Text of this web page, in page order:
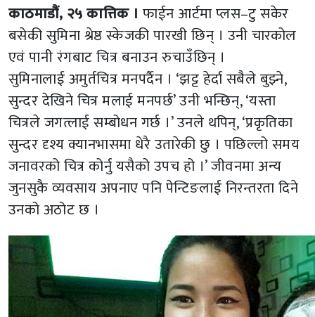
काठमाडौं, २५ कात्तिक । फाईन आर्टमा प्लस–टु सकेर
बसेकी सुमिना श्रेष्ठ स्केजकी पारखी छिन् । उनी चारकोल
एवं पानी रंगबाट चित्र बनाउन रुचाउँछिन् ।
सुमिनालाई अमुर्तचित्र मनपर्दैन । ‘झट्ट हेर्दा सबैले बुझ्ने,
सुन्दर देखिने चित्र मलाई मनपर्छ’ उनी भन्छिन्, ‘यस्ता
चित्रले जगत्लाई सम्बोधन गर्छ ।’ उनले थपिन्, ‘प्रकृतिका
सुन्दर दृश्य क्यानभासमा धेरै उतारेकी छु । पछिल्लो समय
जनावरको चित्र कोर्नु यसैको उपच हो ।’ जीवनमा अन्य
जुनसुकै व्यवसाय अपनाए पनि पेन्टिङलाई निरन्तरता दिने
उनको अठोट छ ।